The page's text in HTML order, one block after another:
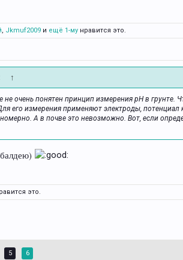
, Jkmuf2009 и ещё 1-му нравится это.
↑
не очень понятен принцип измерения рН в
его измерения применяют электроды,
А в почве это невозможно. Вот, если
это.
5 6